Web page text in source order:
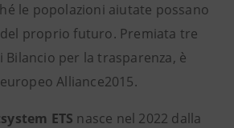
le popolazioni aiutate possano
proprio futuro. Premiata tre
Bilancio per la trasparenza, è
Alliance2015.
ETS nasce nel 2022 dalla